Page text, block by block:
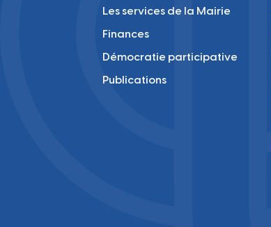
Les services de la Mairie
Finances
Démocratie participative
Publications